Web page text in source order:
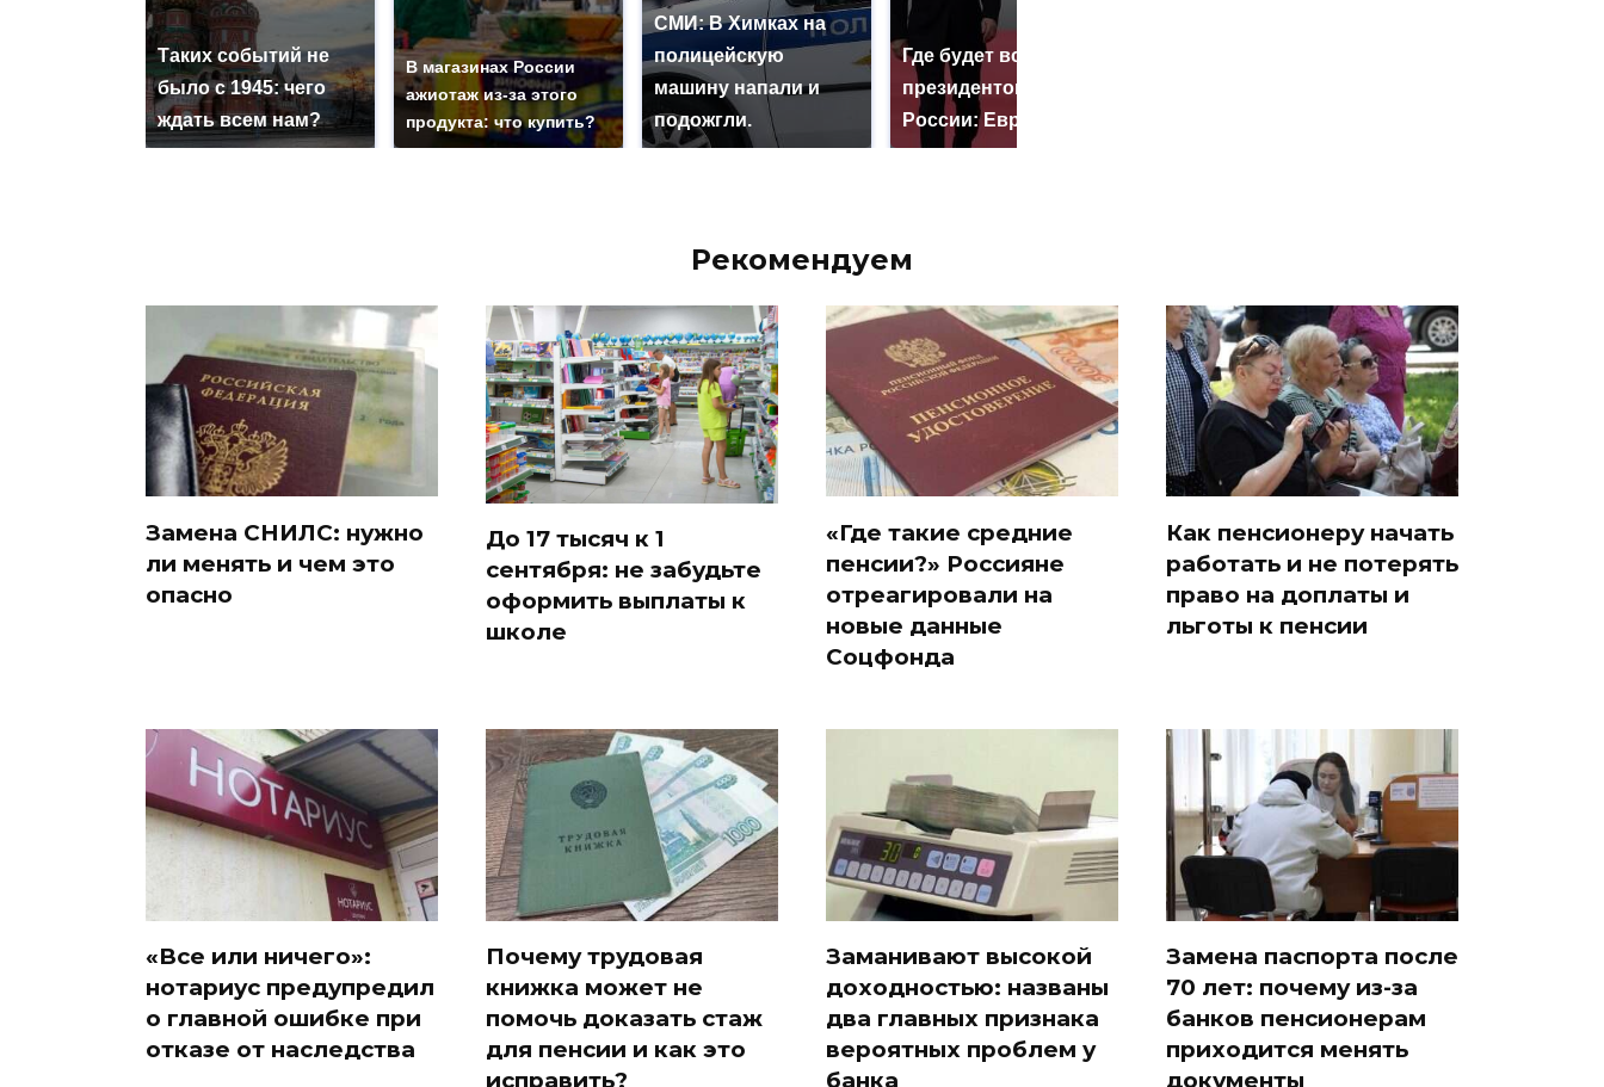
Таких событий не
было с 1945: чего
ждать всем нам?
В магазинах России
ажиотаж из-за этого
продукта: что купить?
СМИ: В Химках на
полицейскую
машину напали и
подожгли.
Где будет встреча
президентов США и
России: Европа?
Рекомендуем
Замена СНИЛС: нужно
ли менять и чем это
опасно
До 17 тысяч к 1
сентября: не забудьте
оформить выплаты к
школе
«Где такие средние
пенсии?» Россияне
отреагировали на
новые данные
Соцфонда
Как пенсионеру начать
работать и не потерять
право на доплаты и
льготы к пенсии
«Все или ничего»:
нотариус предупредил
о главной ошибке при
отказе от наследства
Почему трудовая
книжка может не
помочь доказать стаж
для пенсии и как это
исправить?
Заманивают высокой
доходностью: названы
два главных признака
вероятных проблем у
банка
Замена паспорта после
70 лет: почему из-за
банков пенсионерам
приходится менять
документы